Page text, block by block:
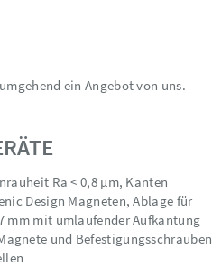
ein Angebot von uns.
Ra < 0,8 µm, Kanten
Design Magneten, Ablage für
mm mit umlaufender Aufkantung
und Befestigungsschrauben